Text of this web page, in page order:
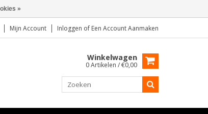
Mijn Account Inloggen of Een Account Aanmaken
Winkelwagen
0 Artikelen / €0,00
»